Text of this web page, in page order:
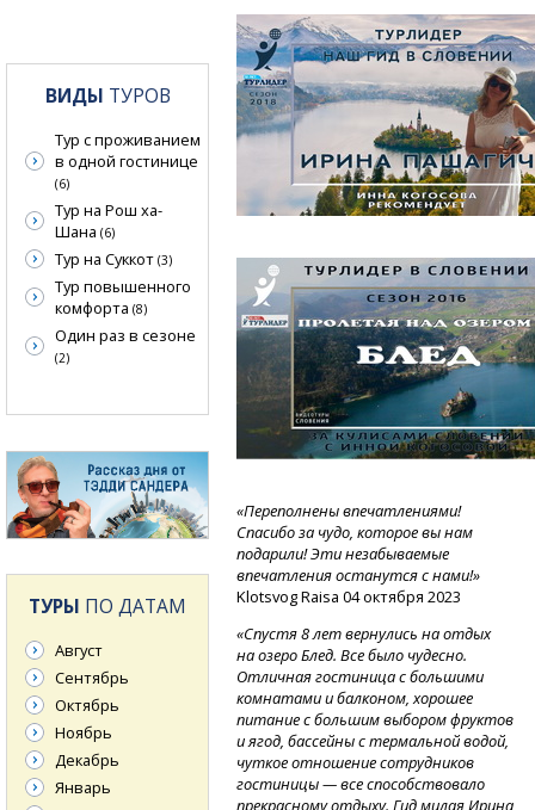
«Переполнены впечатлениями!
Спасибо за чудо, которое вы нам
подарили! Эти незабываемые
впечатления останутся с нами!»
Klotsvog Raisa 04 октября 2023
«Спустя 8 лет вернулись на отдых
на озеро Блед. Все было чудесно.
Отличная гостиница с большими
комнатами и балконом, хорошее
питание с большим выбором фруктов
и ягод, бассейны с термальной водой,
чуткое отношение сотрудников
гостиницы — все способствовало
ВИДЫ ТУРОВ
Тур с проживанием
в одной гостинице
(6)
Тур на Рош ха-
Шана (6)
Тур на Суккот (3)
Тур повышенного
комфорта (8)
Один раз в сезоне
(2)
ТУРЫ ПО ДАТАМ
Август
Сентябрь
Октябрь
Ноябрь
Декабрь
Январь